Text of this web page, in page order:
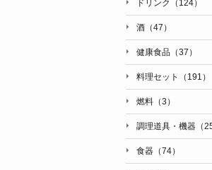
ドリンク（124）
酒（47）
健康食品（37）
料理セット（191）
燃料（3）
調理道具・機器（25
食器（74）